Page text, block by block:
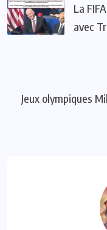
La
avec
Jeux olympiques